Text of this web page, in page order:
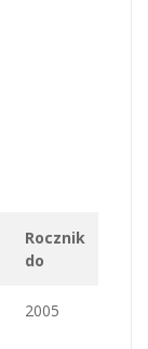
Rocznik
do
2005